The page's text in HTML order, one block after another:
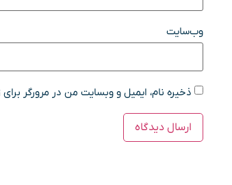
وب‌سایت
ذخیره نام، ایمیل و وبسایت من در مرورگر